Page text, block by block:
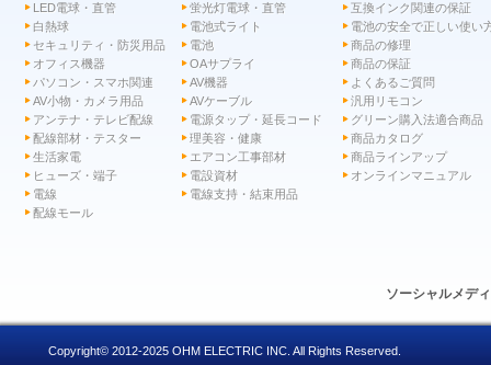
LED電球・直管
蛍光灯電球・直管
白熱球
電池式ライト
セキュリティ・防災用品
電池
オフィス機器
OAサプライ
パソコン・スマホ関連
AV機器
AV小物・カメラ用品
AVケーブル
アンテナ・テレビ配線
電源タップ・延長コード
配線部材・テスター
理美容・健康
生活家電
エアコン工事部材
ヒューズ・端子
電設資材
電線
電線支持・結束用品
配線モール
互換インク関連の保証
電池の安全で正しい使い
商品の修理
商品の保証
よくあるご質問
汎用リモコン
グリーン購入法適合商品
商品カタログ
商品ラインアップ
オンラインマニュアル
ソーシャルメデ
Copyright© 2012-2025 OHM ELECTRIC INC. All Rights Reserved.